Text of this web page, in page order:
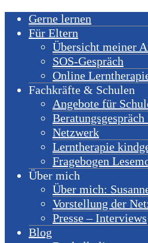
Gerne lernen
Für Eltern
Übersicht meiner
SOS-Gespräch
Online
Fachkräfte & Schulen
Angebote für
Netzwerk
Lerntherapie
Fragebogen
Über mich
Über mich:
Vorstellung der
Presse – Interviews
Blog